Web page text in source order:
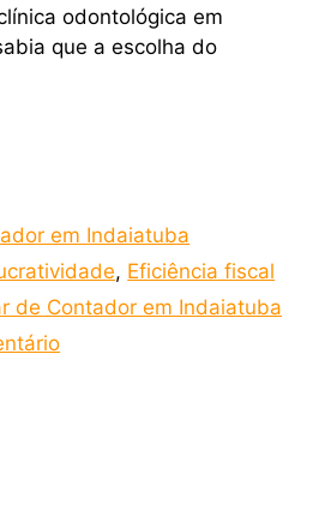
odontológica em
que a escolha do
em Indaiatuba
, Eficiência fiscal
de Contador em Indaiatuba